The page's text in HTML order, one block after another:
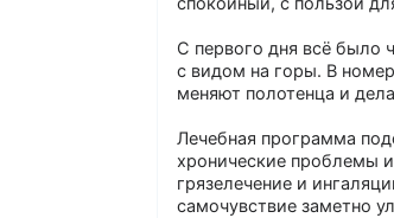
С первого дня всё было
с видом на горы. В
меняют полотенца и
Лечебная программа
хронические проблемы
грязелечение и
самочувствие заметно